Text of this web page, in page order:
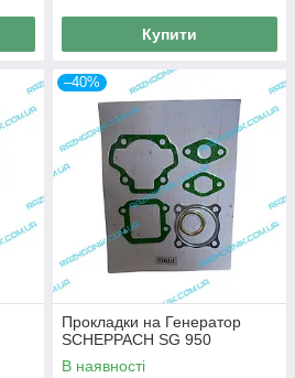
Купити
–40%
Прокладки на Генератор
SCHEPPACH SG 950
В наявності